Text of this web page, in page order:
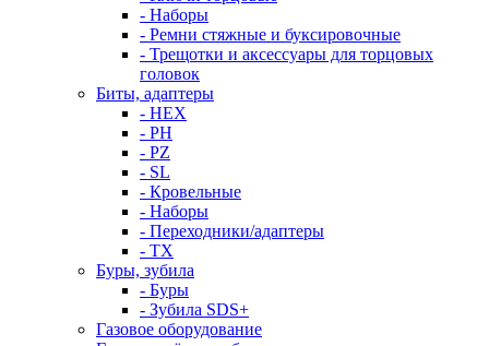
- Наборы
- Ремни стяжные и буксировочные
- Трещотки и аксессуары для торцовых
головок
Биты, адаптеры
- HEX
- PH
- PZ
- SL
- Кровельные
- Наборы
- Переходники/адаптеры
- ТX
Буры, зубила
- Буры
- Зубила SDS+
Газовое оборудование